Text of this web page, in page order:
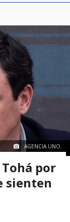
AGENCIA UNO.
por
sienten